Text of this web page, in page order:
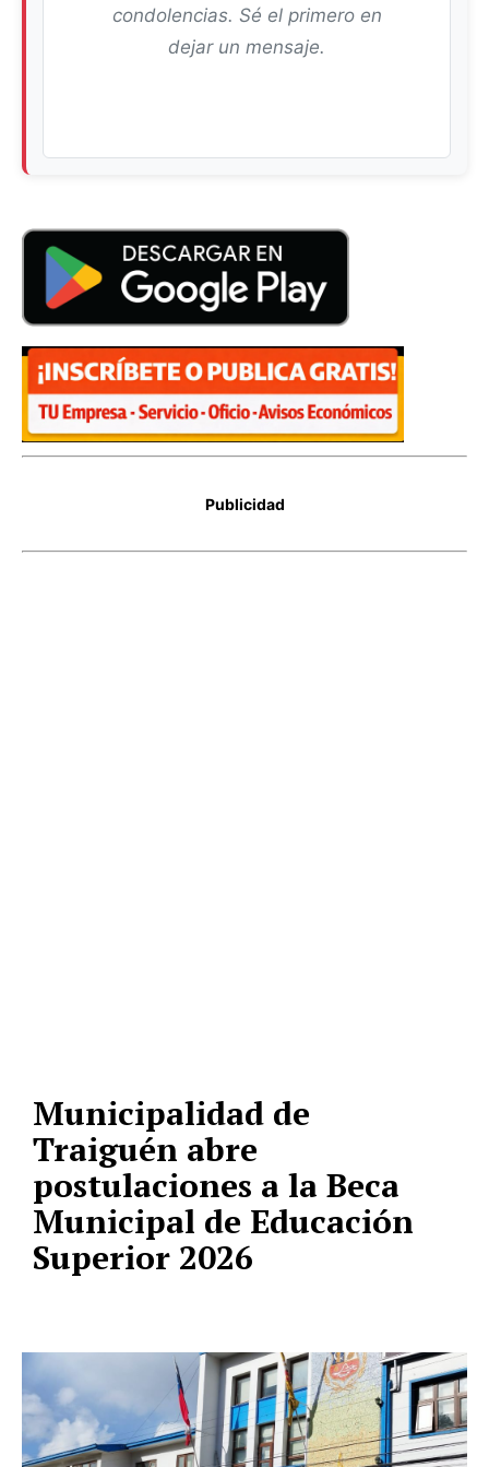
condolencias. Sé el primero en
dejar un mensaje.
Publicidad